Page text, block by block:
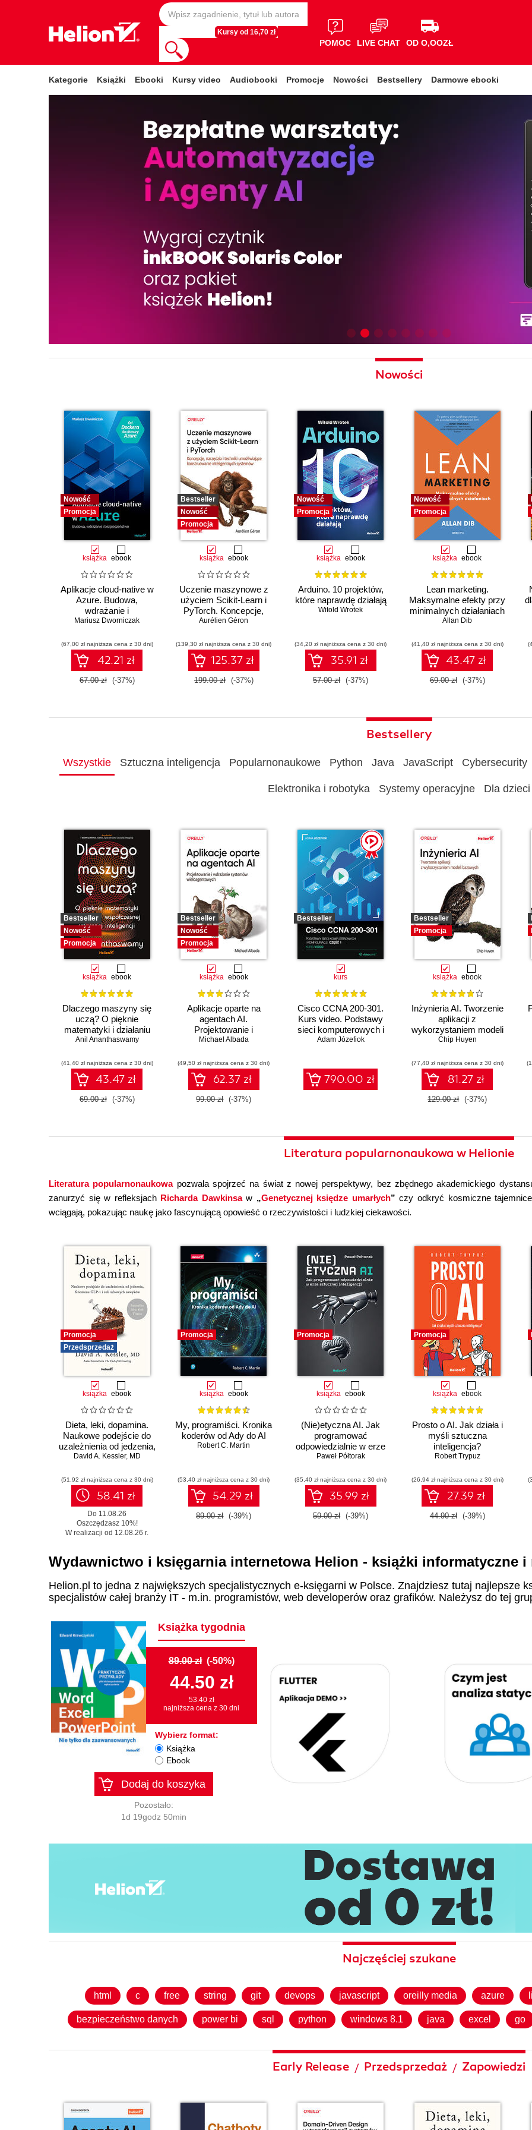
Kursy od 16,70 zł
POMOC LIVE CHAT OD O,OOZŁ
Kategorie Książki Ebooki Kursy video Audiobooki Promocje Nowości Bestsellery Darmowe ebooki
Nowości
Nowość
Promocja
książka ebook
Aplikacje cloud-native w
Azure. Budowa,
wdrażanie i
bezpieczeństwo
Mariusz Dworniczak
(67,00 zł najniższa cena z 30 dni)
42.21 zł
67.00 zł (-37%)
Bestseller
Nowość
Promocja
książka ebook
Uczenie maszynowe z
użyciem Scikit-Learn i
PyTorch. Koncepcje,
narzędzia i techniki
konstruowanie
inteligentnych systemów
Aurélien Géron
(139,30 zł najniższa cena z 30 dni)
125.37 zł
199.00 zł (-37%)
Nowość
Promocja
książka ebook
Arduino. 10 projektów,
które naprawdę działają
Witold Wrotek
(34,20 zł najniższa cena z 30 dni)
35.91 zł
57.00 zł (-37%)
Nowość
Promocja
książka ebook
Lean marketing.
Maksymalne efekty przy
minimalnych działaniach
Allan Dib
(41,40 zł najniższa cena z 30 dni)
43.47 zł
69.00 zł (-37%)
Bestsellery
Wszystkie Sztuczna inteligencja Popularnonaukowe Python Java JavaScript Cybersecurity
Elektronika i robotyka Systemy operacyjne Dla dzieci
Bestseller
Nowość
Promocja
książka ebook
Dlaczego maszyny się
uczą? O pięknie
matematyki i działaniu
współczesnej sztucznej
Anil Ananthaswamy
(41,40 zł najniższa cena z 30 dni)
43.47 zł
69.00 zł (-37%)
Bestseller
Nowość
Promocja
książka ebook
Aplikacje oparte na
agentach AI.
Projektowanie i
wdrażanie systemów
Michael Albada
(49,50 zł najniższa cena z 30 dni)
62.37 zł
99.00 zł (-37%)
Bestseller
kurs
Cisco CCNA 200-301.
Kurs video. Podstawy
sieci komputerowych i
konfiguracji
Adam Józefiok
790.00 zł
Bestseller
Promocja
książka ebook
Inżynieria AI. Tworzenie
aplikacji z
wykorzystaniem modeli
bazowych
Chip Huyen
(77,40 zł najniższa cena z 30 dni)
81.27 zł
129.00 zł (-37%)
Literatura popularnonaukowa w Helionie
Literatura popularnonaukowapozwala spojrzeć na świat z nowej perspektywy, bez zbędnego akademickiego
zanurzyć się w refleksjach Richarda Dawkinsaw „Genetycznej księdze umarłych” czy odkryć kosmiczne
wciągają, pokazując naukę jako fascynującą opowieść o rzeczywistości i ludzkiej ciekawości.
Promocja
Przedsprzedaż
książka ebook
Dieta, leki, dopamina.
Naukowe podejście do
uzależnienia od jedzenia,
fenomenu GLP-1 i roli
David A. Kessler, MD
(51,92 zł najniższa cena z 30 dni)
58.41 zł
Do 11.08.26
Oszczędzasz 10%!
W realizacji od 12.08.26 r.
Promocja
książka ebook
My, programiści. Kronika
koderów od Ady do AI
Robert C. Martin
(53,40 zł najniższa cena z 30 dni)
54.29 zł
89.00 zł (-39%)
Promocja
książka ebook
(Nie)etyczna AI. Jak
programować
odpowiedzialnie w erze
sztucznej inteligencji
Paweł Półtorak
(35,40 zł najniższa cena z 30 dni)
35.99 zł
59.00 zł (-39%)
Promocja
książka ebook
Prosto o AI. Jak działa i
myśli sztuczna
inteligencja?
Robert Trypuz
(26,94 zł najniższa cena z 30 dni)
27.39 zł
44.90 zł (-39%)
Wydawnictwo i księgarnia internetowa Helion - książki informatyczne
Helion.pl to jedna z największych specjalistycznych e-księgarni w Polsce. Znajdziesz tutaj najlepsze
specjalistów całej branży IT - m.in. programistów, web developerów oraz grafików. Należysz do tej
Książka tygodnia
89.00 zł (-50%)
44.50 zł
53.40 zł
najniższa cena z 30 dni
Wybierz format:
Książka
Ebook
Dodaj do koszyka
Pozostało:
1d 19godz 50min
Najczęściej szukane
html c free string git devops javascript oreilly media azure
bezpieczeństwo danych power bi sql python windows 8.1 java excel go
Early Release / Przedsprzedaż / Zapowiedzi